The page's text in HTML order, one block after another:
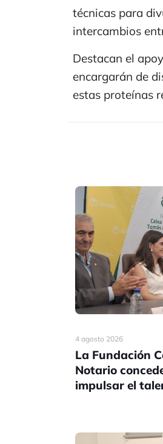
técnicas para
intercambios
Destacan el
encargarán de
estas proteínas
4 agosto 2026
La Fundación
Notario
impulsar el